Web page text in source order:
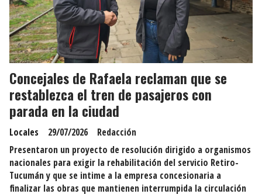
Concejales de Rafaela reclaman que se
restablezca el tren de pasajeros con
parada en la ciudad
Redacción
Locales
29/07/2026
Presentaron un proyecto de resolución dirigido a organismos
nacionales para exigir la rehabilitación del servicio Retiro-
Tucumán y que se intime a la empresa concesionaria a
finalizar las obras que mantienen interrumpida la circulación